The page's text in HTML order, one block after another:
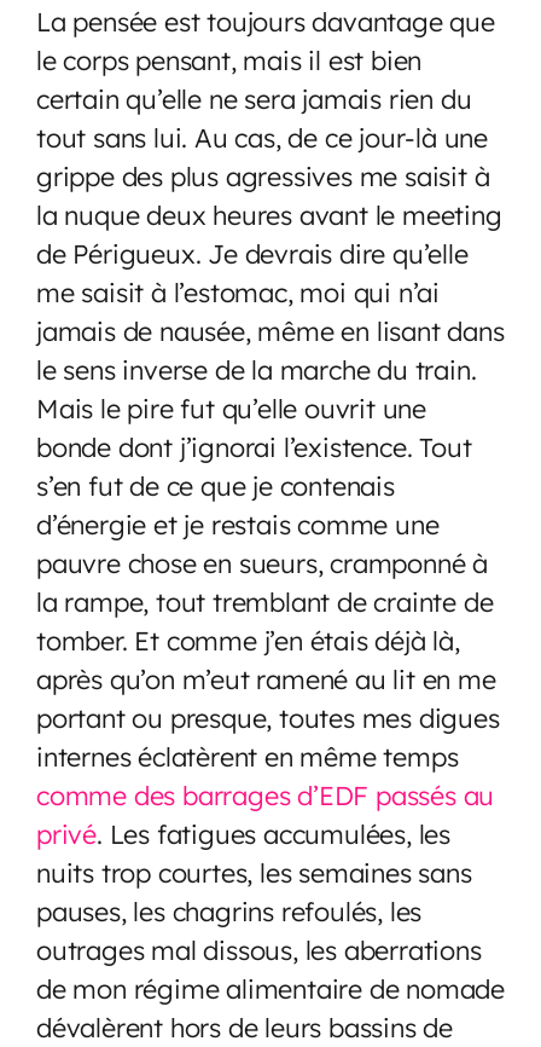
La pensée est toujours davantage que
le corps pensant, mais il est bien
certain qu’elle ne sera jamais rien du
tout sans lui. Au cas, de ce jour-là une
grippe des plus agressives me saisit à
la nuque deux heures avant le meeting
de Périgueux. Je devrais dire qu’elle
me saisit à l’estomac, moi qui n’ai
jamais de nausée, même en lisant dans
le sens inverse de la marche du train.
Mais le pire fut qu’elle ouvrit une
bonde dont j’ignorai l’existence. Tout
s’en fut de ce que je contenais
d’énergie et je restais comme une
pauvre chose en sueurs, cramponné à
la rampe, tout tremblant de crainte de
tomber. Et comme j’en étais déjà là,
après qu’on m’eut ramené au lit en me
portant ou presque, toutes mes digues
internes éclatèrent en même temps
comme des barrages d’EDF passés au
privé. Les fatigues accumulées, les
nuits trop courtes, les semaines sans
pauses, les chagrins refoulés, les
outrages mal dissous, les aberrations
de mon régime alimentaire de nomade
dévalèrent hors de leurs bassins de